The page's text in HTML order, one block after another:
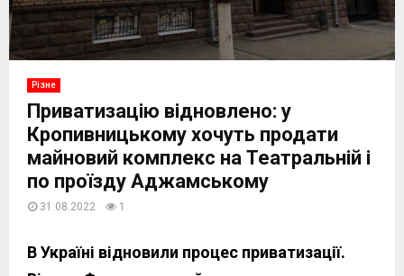
Різне
Приватизацію відновлено: у
Кропивницькому хочуть продати
майновий комплекс на Театральній і
по проїзду Аджамському
31.08.2022 1
В Україні відновили процес приватизації.